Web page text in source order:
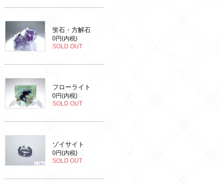
蛍石・方解石
0円(内税)
SOLD OUT
フローライト
0円(内税)
SOLD OUT
ゾイサイト
0円(内税)
SOLD OUT